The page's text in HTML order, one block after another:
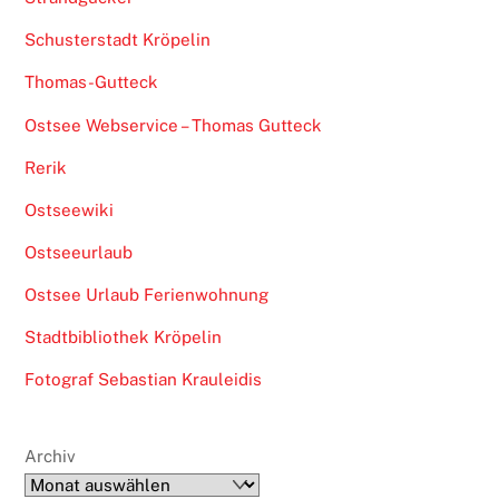
Schusterstadt Kröpelin
Thomas-Gutteck
Ostsee Webservice – Thomas Gutteck
Rerik
Ostseewiki
Ostseeurlaub
Ostsee Urlaub Ferienwohnung
Stadtbibliothek Kröpelin
Fotograf Sebastian Krauleidis
Archiv